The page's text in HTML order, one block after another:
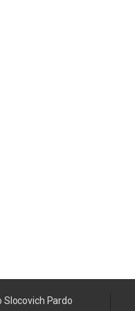
Slocovich Pardo